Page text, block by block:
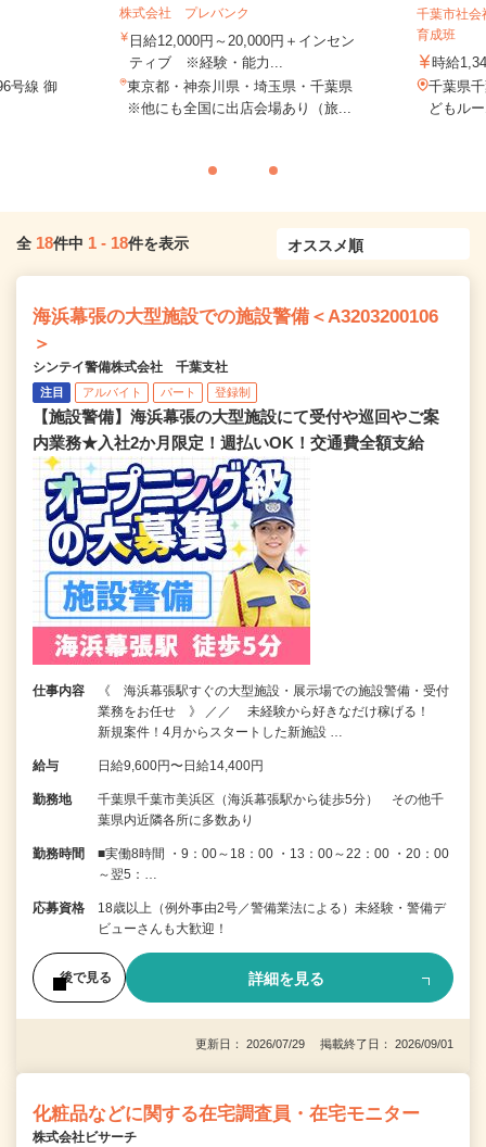
号線 御
株式会社 プレバンク
日給12,000円～20,000円＋インセン
ティブ ※経験・能力...
東京都・神奈川県・埼玉県・千葉県
※他にも全国に出店会場あり（旅...
千葉市社
育成班
時給
千葉県
どもル
全 18件中 1 - 18件を表示
海浜幕張の大型施設での施設警備＜A3203200106
＞
シンテイ警備株式会社 千葉支社
注目 アルバイト パート 登録制
【施設警備】海浜幕張の大型施設にて受付や巡回やご案
内業務★入社2か月限定！週払いOK！交通費全額支給
仕事内容
《 海浜幕張駅すぐの大型施設・展示場での施設警備・受付
業務をお任せ 》 ／／ 未経験から好きなだけ稼げる！
新規案件！4月からスタートした新施設 …
給与 日給9,600円〜日給14,400円
勤務地
千葉県千葉市美浜区（海浜幕張駅から徒歩5分） その他千
葉県内近隣各所に多数あり
勤務時間
■実働8時間 ・9：00～18：00 ・13：00～22：00 ・20：00
～翌5：…
応募資格
18歳以上（例外事由2号／警備業法による）未経験・警備デ
ビューさんも大歓迎！
後で見る 詳細を見る
更新日： 2026/07/29 掲載終了日： 2026/09/01
化粧品などに関する在宅調査員・在宅モニター
株式会社ビサーチ